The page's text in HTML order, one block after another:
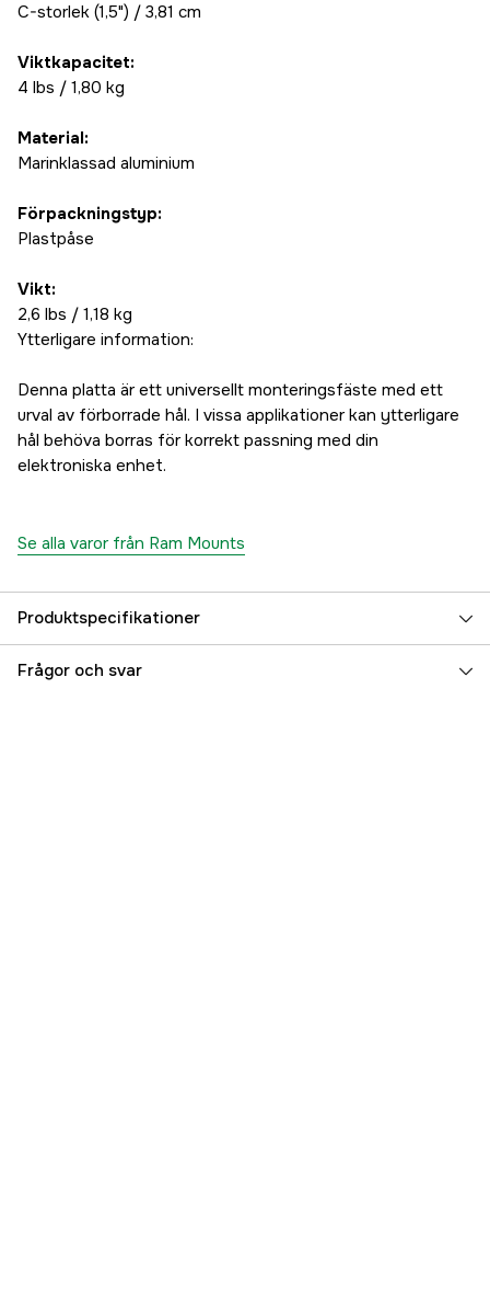
C-storlek (1,5") / 3,81 cm
Viktkapacitet:
4 lbs / 1,80 kg
Material:
Marinklassad aluminium
Förpackningstyp:
Plastpåse
Vikt:
2,6 lbs / 1,18 kg
Ytterligare information:
Denna platta är ett universellt monteringsfäste med ett
urval av förborrade hål. I vissa applikationer kan ytterligare
hål behöva borras för korrekt passning med din
elektroniska enhet.
Se alla varor från Ram Mounts
Produktspecifikationer
Referensnummer 3000028098
Frågor och svar